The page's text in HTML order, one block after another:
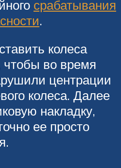
срабатывания
.
колеса
чтобы во время
центрации
колеса. Далее
накладку,
ее просто